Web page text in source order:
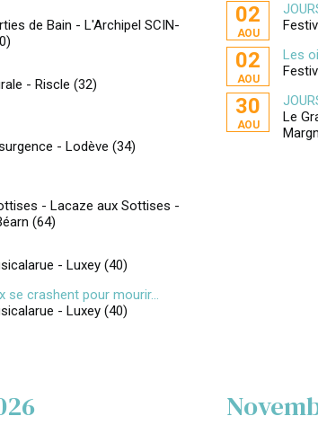
de Bain - L'Archipel SCIN-
- Riscle (32)
- Lodève (34)
- Lacaze aux Sottises -
(64)
- Luxey (40)
se crashent pour mourir...
- Luxey (40)
02
AOU
02
AOU
Les
30
AOU
Le